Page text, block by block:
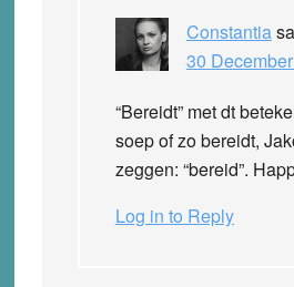
Constantia
30
“Bereidt” met dt
soep of zo bereidt,
zeggen: “bereid”.
Log in to Reply